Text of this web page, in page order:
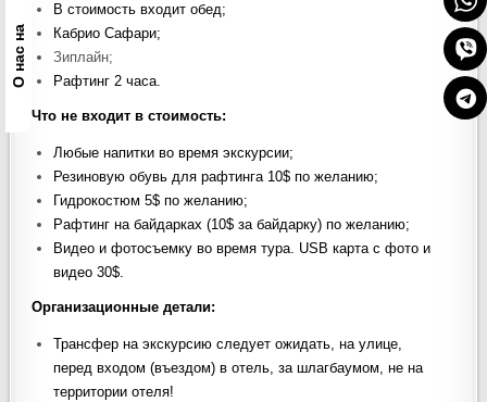
О нас на
В стоимость входит обед;
Кабрио Сафари;
Зиплайн;
Рафтинг 2 часа.
Что не входит в стоимость:
Любые напитки во время экскурсии;
Резиновую обувь для рафтинга 10$ по желанию;
Гидрокостюм 5$ по желанию;
Рафтинг на байдарках (10$ за байдарку) по желанию;
Видео и фотосъемку во время тура. USB карта с фото и
видео 30$.
Организационные детали:
Трансфер на экскурсию следует ожидать, на улице,
перед входом (въездом) в отель, за шлагбаумом, не на
территории отеля!